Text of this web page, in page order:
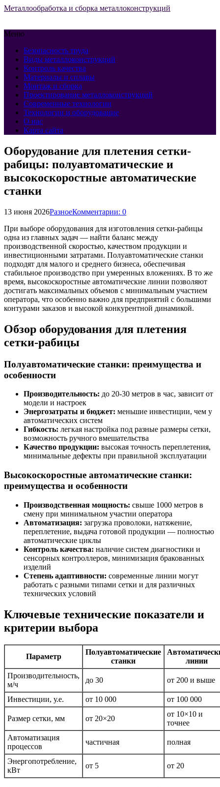
Металлообработка и сборка металлоконструкций
Меню
Безопасность труда
Виды металлоконструкций
Контроль качества
Материалы и сплавы
Монтаж и сборка
Проектирование металлоконструкций
Современные технологии
Технологии и оборудование
О нас
Карта сайта
Оборудование для плетения сетки-
рабицы: полуавтоматические и
высокоскоростные автоматические
станки
13 июня 2026РазноеКомментарии: 0
При выборе оборудования для изготовления сетки-рабицы
одна из главных задач — найти баланс между
производственной скоростью, качеством продукции и
инвестиционными затратами. Полуавтоматические станки
подходят для малого и среднего бизнеса, обеспечивая
стабильное производство при умеренных вложениях. В то же
время, высокоскоростные автоматические линии позволяют
достигать максимальных объемов с минимальным участием
оператора, что особенно важно для предприятий с большими
контурами заказов и высокой конкурентной динамикой.
Обзор оборудования для плетения
сетки-рабицы
Полуавтоматические станки: преимущества и
особенности
Производительность: до 20-30 метров в час, зависит от
модели и настроек
Энергозатраты и бюджет: меньшие инвестиции, чем у
автоматических систем
Гибкость: легкая настройка под разные размеры сетки,
возможность ручного вмешательства
Качество продукции: высокая точность переплетения,
минимальные дефекты при правильной эксплуатации
Высокоскоростные автоматические станки:
преимущества и особенности
Производственная мощность: свыше 1000 метров в
смену при минимальном участии оператора
Автоматизация: загрузка проволоки, натяжение,
переплетение, выдача готовой продукции — полностью
автоматические циклы
Контроль качества: наличие систем диагностики и
сенсорных контроллеров, минимизация бракованных
изделий
Степень адаптивности: современные линии могут
работать с разными типами сетки и для различных
технических условий
Ключевые технические показатели и
критерии выбора
Параметр
Полуавтоматические
станки
линии
Производительность,
м/ч
до 30 от 200 и выше
Инвестиции, у.е. от 10 000 от 100 000
Размер сетки, мм от 20×20
от 10×10 и
точнее
Автоматизация
процессов
частичная полная
Энергопотребление,
кВт
от 5 от 20